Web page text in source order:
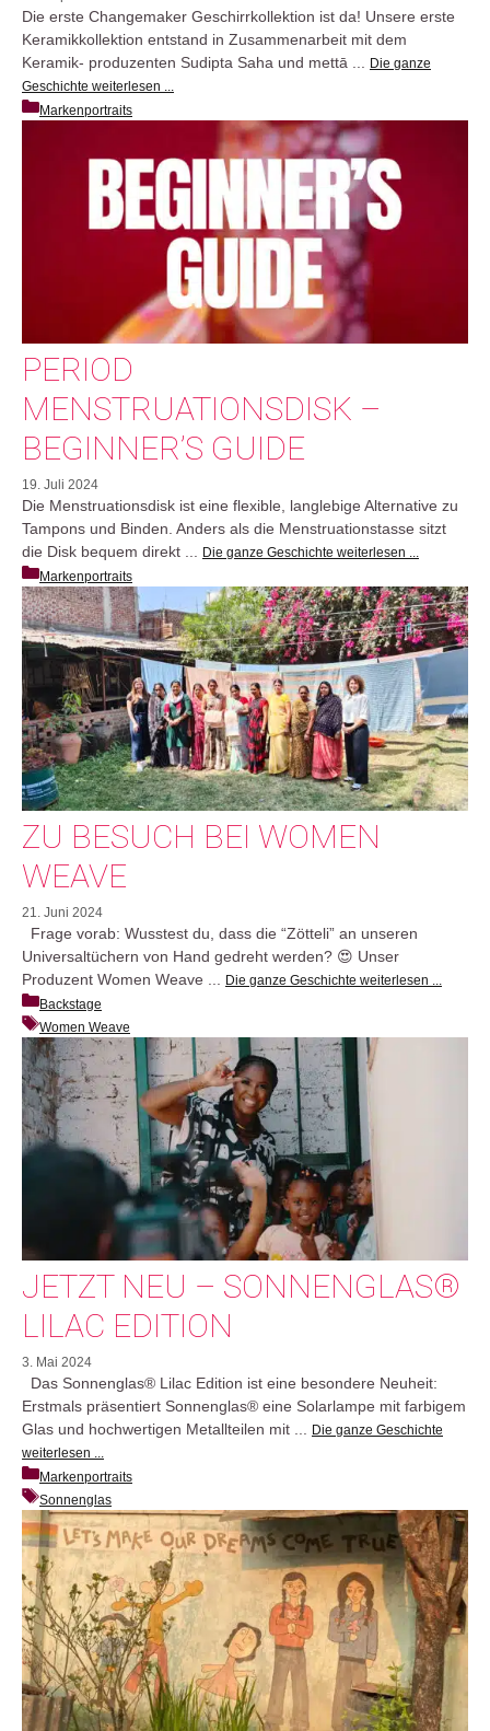
Die erste Changemaker Geschirrkollektion ist da! Unsere erste
Keramikkollektion entstand in Zusammenarbeit mit dem
Keramik- produzenten Sudipta Saha und mettā ...
Die ganze
Geschichte weiterlesen ...
Markenportraits
PERIOD
MENSTRUATIONSDISK –
BEGINNER’S GUIDE
19. Juli 2024
Die Menstruationsdisk ist eine flexible, langlebige Alternative zu
Tampons und Binden. Anders als die Menstruationstasse sitzt
die Disk bequem direkt ... Die ganze Geschichte weiterlesen ...
Markenportraits
ZU BESUCH BEI WOMEN
WEAVE
21. Juni 2024
Frage vorab: Wusstest du, dass die “Zötteli” an unseren
Universaltüchern von Hand gedreht werden? 😍 Unser
Produzent Women Weave ...
Die ganze Geschichte weiterlesen ...
Backstage
Women Weave
JETZT NEU – SONNENGLAS®
LILAC EDITION
3. Mai 2024
Das Sonnenglas® Lilac Edition ist eine besondere Neuheit:
Erstmals präsentiert Sonnenglas® eine Solarlampe mit farbigem
Glas und hochwertigen Metallteilen mit ...
Die ganze Geschichte
weiterlesen ...
Markenportraits
Sonnenglas